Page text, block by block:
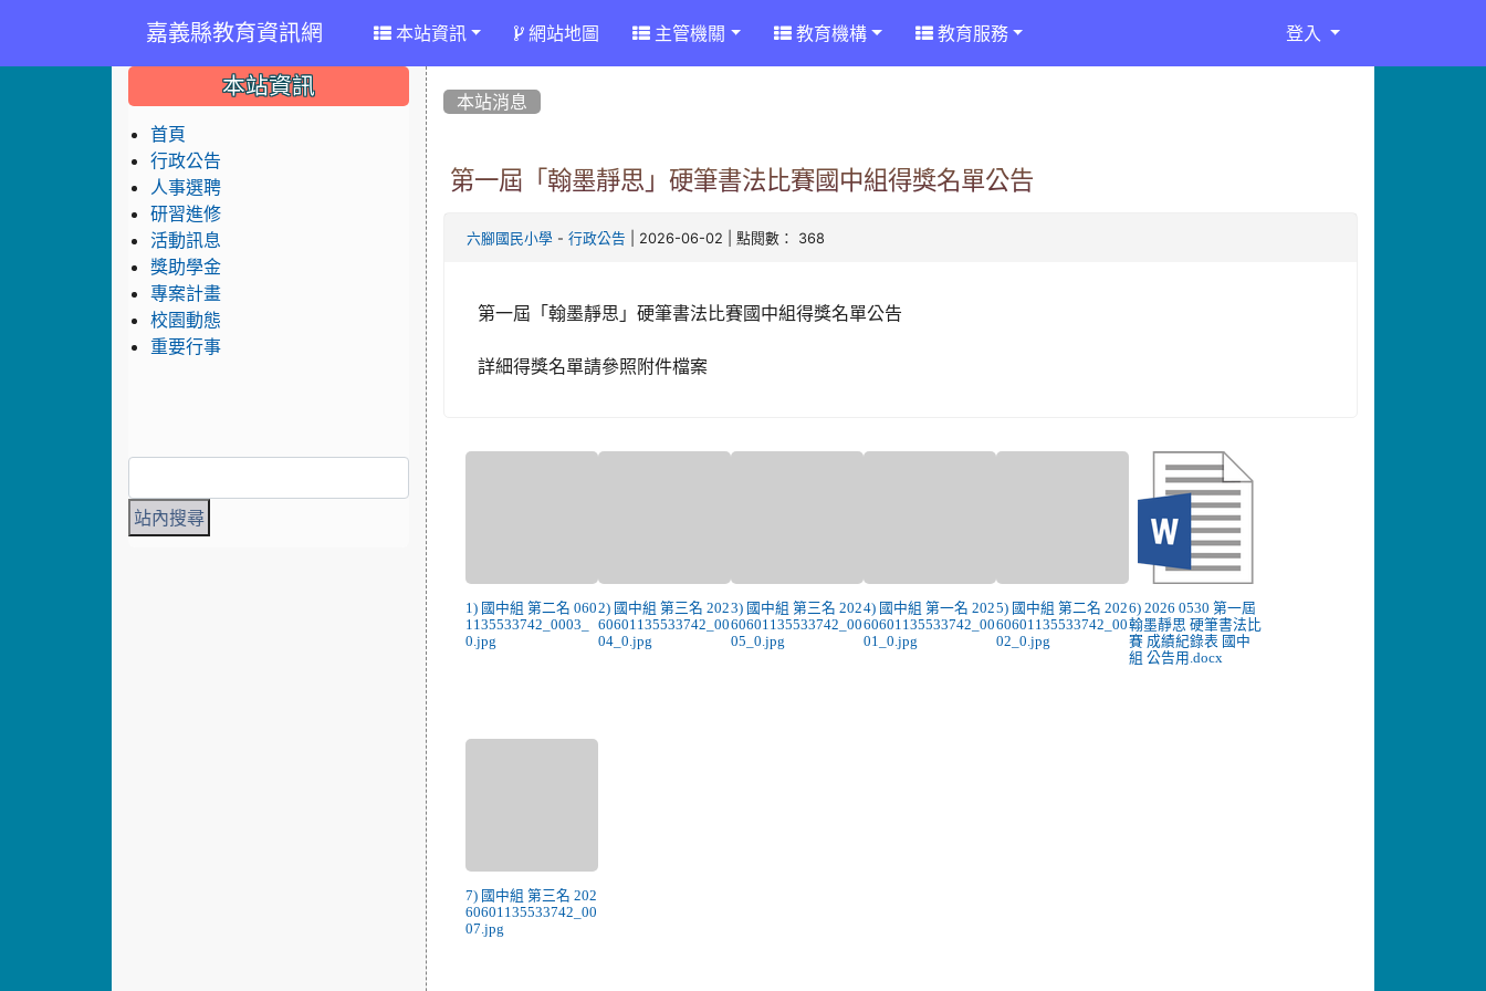
嘉義縣教育資訊網 本站資訊 網站地圖 主管機關 教育機構 教育服務 登入
本站消息
第一屆「翰墨靜思」硬筆書法比賽國中組得獎名單公告
六腳國民小學 -行政公告 | 2026-06-02 | 點閱數： 368
第一屆「翰墨靜思」硬筆書法比賽國中組得獎名單公告
詳細得獎名單請參照附件檔案
1) 國中組 第二名 060
1135533742_0003_
0.jpg
2) 國中組 第三名 202
60601135533742_00
04_0.jpg
3) 國中組 第三名 202
60601135533742_00
05_0.jpg
4) 國中組 第一名 202
60601135533742_00
01_0.jpg
5) 國中組 第二名 202
60601135533742_00
02_0.jpg
6) 2026 0530 第一屆
翰墨靜思 硬筆書法比
賽 成績紀錄表 國中
組 公告用.docx
7) 國中組 第三名 202
60601135533742_00
07.jpg
::: 本站資訊
首頁
行政公告
人事選聘
研習進修
活動訊息
獎助學金
專案計畫
校園動態
重要行事